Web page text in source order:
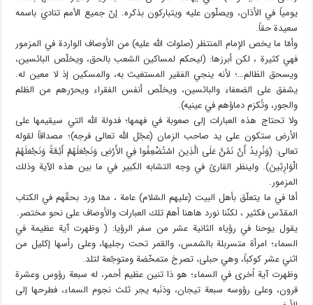
يومياً في الأذان، ويصلّون عليه ويتباركون بذكره. إنّ جميع الاُمم تنادي باسمه
سعيدة حقاً.
وأمّا ما يخص الإمام المنتظر (صلوات الله عليه) من الأوصاف الواردة في المزمور
فهي كثيرة ، لكن أبرزها: (ليحكم لمساكين الشعب بالحق، ويخلّص البائسين،
ويسحق الظالم…؛ لأنه ينجي الفقير المستغيث به، والمسكين إذ لا معين له.
يشفق على الضعفاء والبائسين، ويخلّص أنفس الفقراء ويحرّرهم من الظلم
والجور، وتُكرَم دماؤهم في عينيه).
ولا تحتاج هذه العبارات إلى صعوبة في فهمها؛ فدولة الله التي سيقيمها على
الأرض ستكون على يد صاحب الزمان (عجّل الله تعالى فرجه)؛ مصداقاً لقوله
تعالى: (وَنُرِيدُ أَنْ نَمُنَّ عَلَى الَّذِينَ اسْتُضْعِفُوا فِي الأَرْضِ وَنَجْعَلَهُمْ أَئِمَّةً وَنَجْعَلَهُمُ
الْوَارِثِينَ). ولينظر القارئ في وجه التشابه الكبير في ما بين هذه الآية وذلك
المزمور.
أمّا في ما يتعلّق بأهل البيت (عليهم السّلام) عامة ، ممّا ورد بحقّهم في الكتاب
المقدّس فكثير ، لكنّنا نورد هاهنا أهمّ تلك العبارات والأوصاف على نحو مختصر.
يقول يوحنا في رؤياه الثانية عشر من سفر الرؤيا: ( وظهرت آية عظيمة في
السماء؛ امرأة متسربلة بالشمس، والقمر تحت رجليها، وعلى رأسها إكليل من
اثني عشر كوكباً، وهي حبلى، تصرخ متمخّضة ومتوجّعة لتلد.
وظهرت آية اُخرى في السماء؛ هو ذا تنين عظيم أحمر، له سبعة رؤوس وعشرة
قرون، وعلى رؤوسه سبعة تيجان، وذنَبه يجر ثلث نجوم السماء، فطرحها إلى